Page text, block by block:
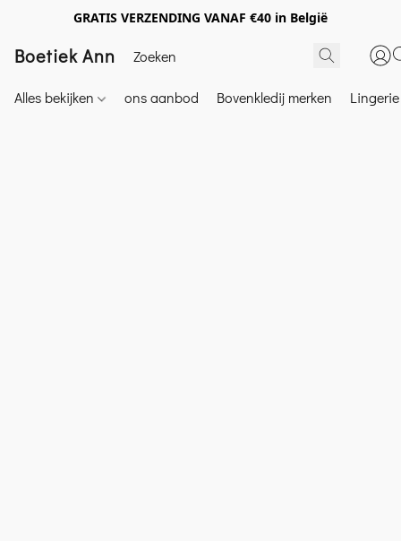
GRATIS VERZENDING VANAF €40 in België
Boetiek Ann
Alles bekijken ons aanbod Bovenkledij merken